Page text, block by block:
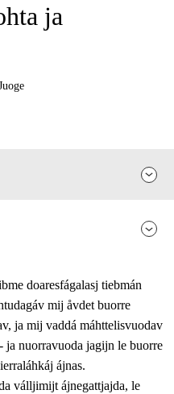
ja
doaresfágalasj tiebmán
mij åvdet buorre
ja mij vaddá máhttelisvuodav
nuorravuoda jagijn le buorre
ájnas.
válljimijt ájnegattjajda, le